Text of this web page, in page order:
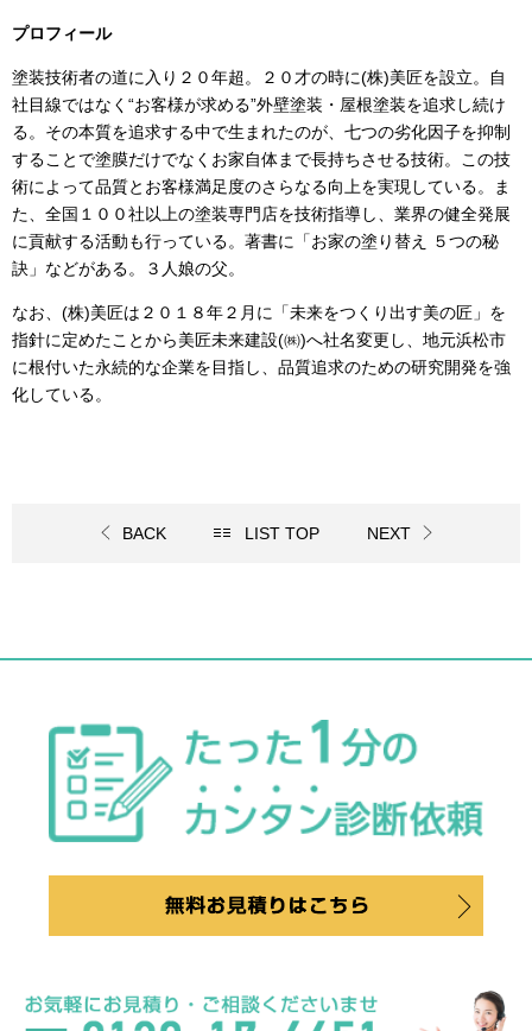
プロフィール
塗装技術者の道に入り２０年超。２０才の時に(株)美匠を設立。自
社目線ではなく“お客様が求める”外壁塗装・屋根塗装を追求し続け
る。その本質を追求する中で生まれたのが、七つの劣化因子を抑制
することで塗膜だけでなくお家自体まで長持ちさせる技術。この技
術によって品質とお客様満足度のさらなる向上を実現している。ま
た、全国１００社以上の塗装専門店を技術指導し、業界の健全発展
に貢献する活動も行っている。著書に「お家の塗り替え ５つの秘
訣」などがある。３人娘の父。
なお、 (株)美匠は２０１８年２月に「未来をつくり出す美の匠」を
指針に定めたことから美匠未来建設(㈱)へ社名変更し、地元浜松市
に根付いた永続的な企業を目指し、品質追求のための研究開発を強
化している。
BACK LIST TOP NEXT